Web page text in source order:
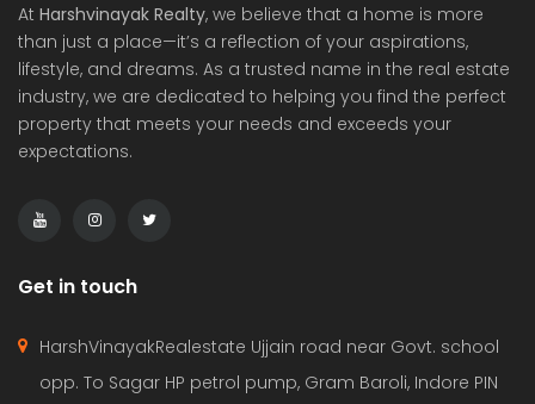
At Harshvinayak Realty, we believe that a home is more
than just a place—it’s a reflection of your aspirations,
lifestyle, and dreams. As a trusted name in the real estate
industry, we are dedicated to helping you find the perfect
property that meets your needs and exceeds your
expectations.
Get in touch
HarshVinayakRealestate Ujjain road near Govt. school
opp. To Sagar HP petrol pump, Gram Baroli, Indore PIN